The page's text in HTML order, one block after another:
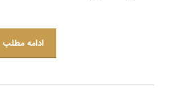
ادامه مطلب